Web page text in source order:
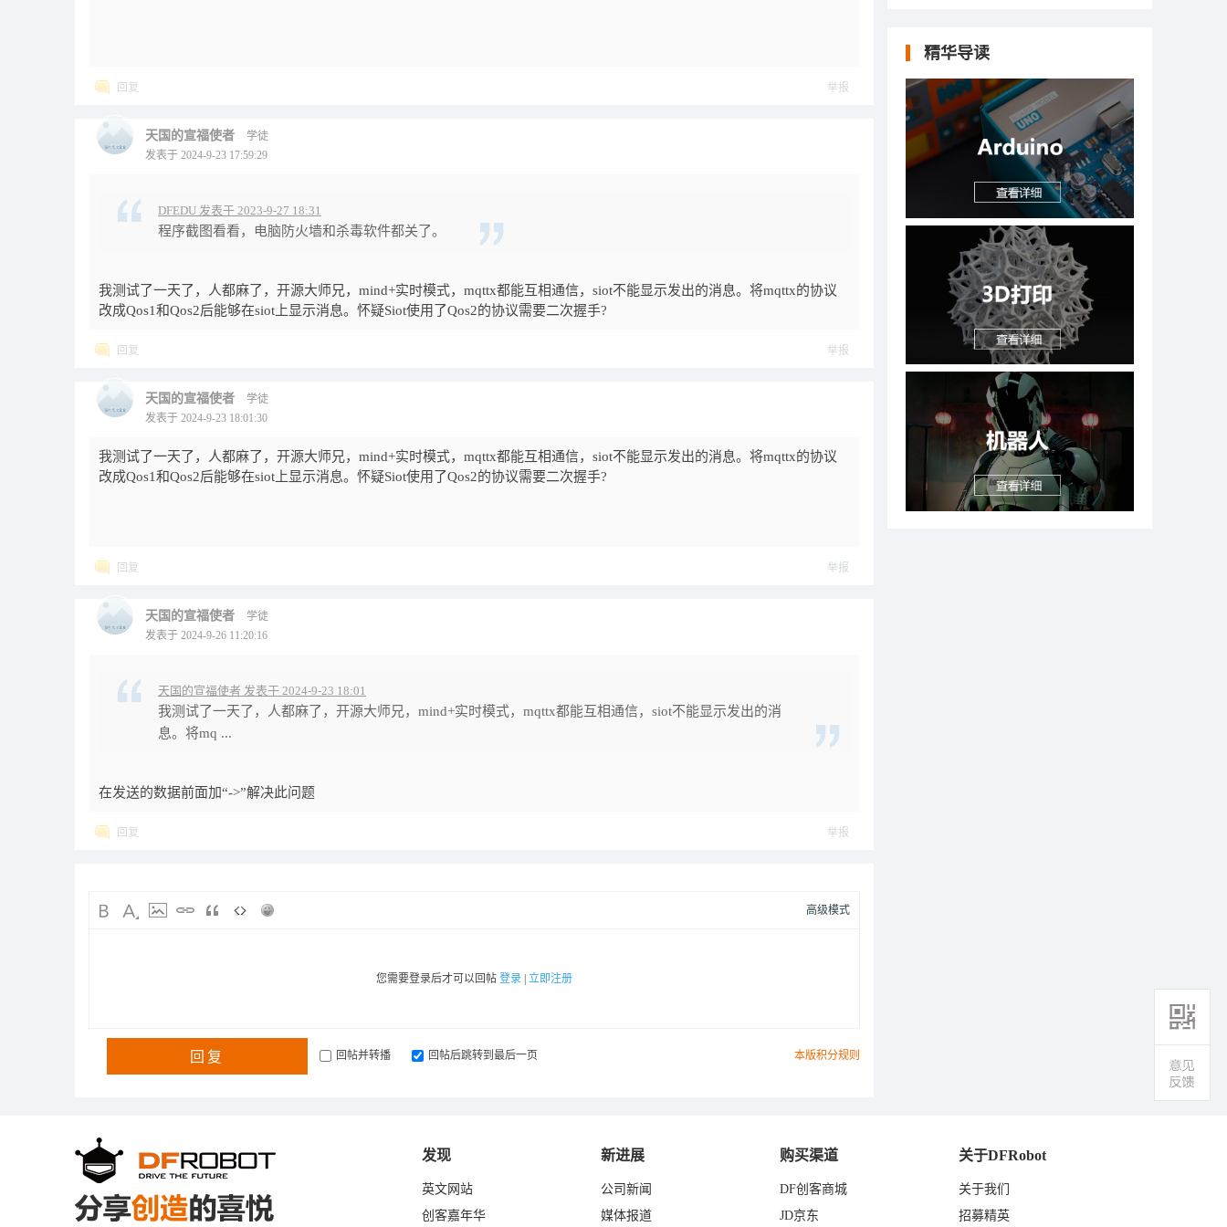
回复 举报
天国的宣福使者
学徒
发表于 2024-9-23 17:59:29
DFEDU 发表于 2023-9-27 18:31
程序截图看看，电脑防火墙和杀毒软件都关了。
我测试了一天了，人都麻了，开源大师兄，mind+实时模式，mqttx都能互相通信，siot不能显示发出的消息。将mqttx的协议
改成Qos1和Qos2后能够在siot上显示消息。怀疑Siot使用了Qos2的协议需要二次握手?
回复 举报
天国的宣福使者
学徒
发表于 2024-9-23 18:01:30
我测试了一天了，人都麻了，开源大师兄，mind+实时模式，mqttx都能互相通信，siot不能显示发出的消息。将mqttx的协议
改成Qos1和Qos2后能够在siot上显示消息。怀疑Siot使用了Qos2的协议需要二次握手?
回复 举报
天国的宣福使者
学徒
发表于 2024-9-26 11:20:16
天国的宣福使者 发表于 2024-9-23 18:01
我测试了一天了，人都麻了，开源大师兄，mind+实时模式，mqttx都能互相通信，siot不能显示发出的消
息。将mq ...
在发送的数据前面加“->”解决此问题
回复 举报
高级模式
您需要登录后才可以回帖 登录 立即注册
本版积分规则
回复 回帖并转播 回帖后跳转到最后一页
精华导读
发现
英文网站
创客嘉年华
新进展
公司新闻
媒体报道
购买渠道
DF创客商城
JD京东
关于DFRobot
关于我们
招募精英